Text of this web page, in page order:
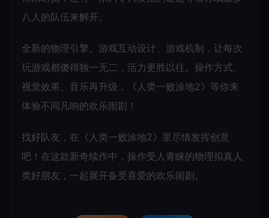
八人的队伍来解开。
全新的物理引擎、游戏互动设计、游戏机制，让每次
玩游戏都傻得独一无二，活力更胜以往。操作方式、
视觉效果、音乐再升级，《人类一败涂地2》等你来
体验不同凡响的欢乐闹剧！
找好队友，在《人类一败涂地2》里尽情发挥创意
吧！在这款新奇续作中，操作受人青睐的物理拟真人
类好朋友，一起展开备受喜爱的欢乐闹剧。